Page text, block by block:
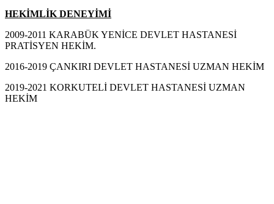
HEKİMLİK DENEYİMİ
2009-2011 KARABÜK YENİCE DEVLET HASTANESİ
PRATİSYEN HEKİM.
2016-2019 ÇANKIRI DEVLET HASTANESİ UZMAN HEKİM
2019-2021 KORKUTELİ DEVLET HASTANESİ UZMAN
HEKİM